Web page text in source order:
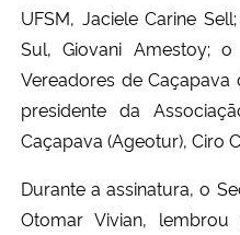
UFSM, Jaciele Carine
Sul, Giovani Amestoy;
Vereadores de Caçapava
presidente da
Caçapava (Ageotur), Ciro
Durante a assinatura, o
Otomar Vivian,